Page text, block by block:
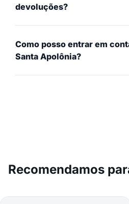
devoluções?
Como posso entrar em
Santa Apolônia?
Recomendamos